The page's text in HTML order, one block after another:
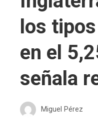
los
en el
señala
Miguel Pérez